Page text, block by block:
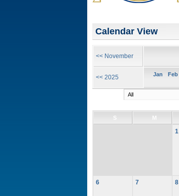
Calendar View
<< November
<< 2025 Jan Feb
S M
1
6 7 8